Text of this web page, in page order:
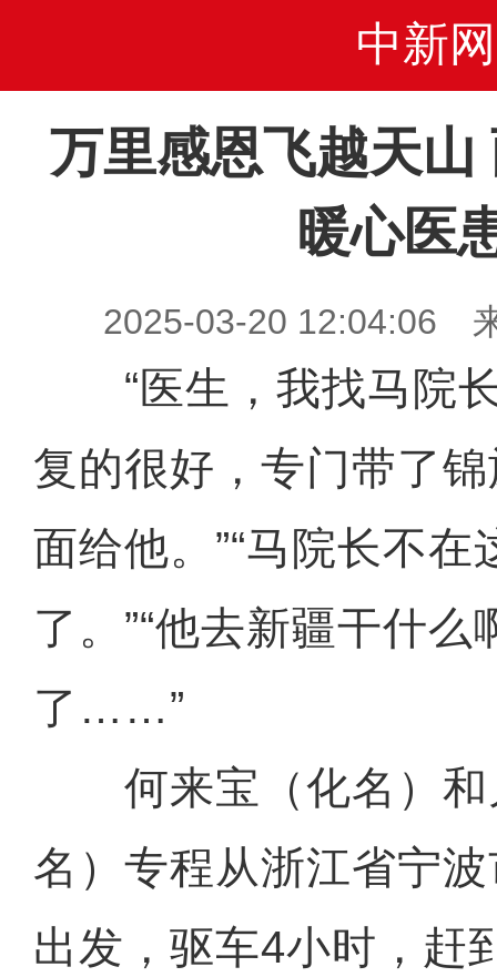
中新网
万里感恩飞越天山
暖心医
2025-03-20 12:04:06
“医生，我找马院长
复的很好，专门带了
面给他。”“马院长不
了。”“他去新疆干什么
了……”
何来宝（化名）和
名）专程从浙江省宁
出发，驱车4小时，赶